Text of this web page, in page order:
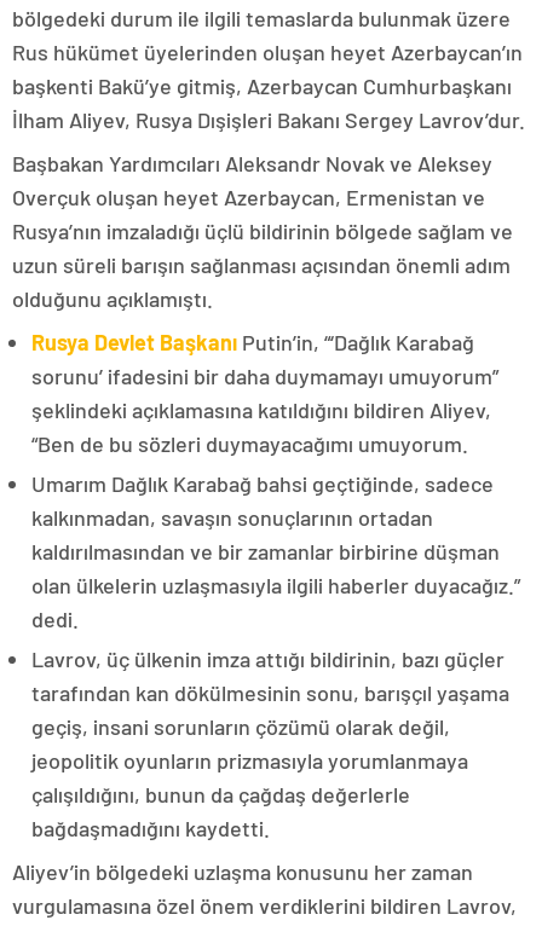
bölgedeki durum ile ilgili temaslarda bulunmak üzere
Rus hükümet üyelerinden oluşan heyet Azerbaycan’ın
başkenti Bakü’ye gitmiş, Azerbaycan Cumhurbaşkanı
İlham Aliyev, Rusya Dışişleri Bakanı Sergey Lavrov’dur.
Başbakan Yardımcıları Aleksandr Novak ve Aleksey
Overçuk oluşan heyet Azerbaycan, Ermenistan ve
Rusya’nın imzaladığı üçlü bildirinin bölgede sağlam ve
uzun süreli barışın sağlanması açısından önemli adım
olduğunu açıklamıştı.
Rusya Devlet Başkanı Putin’in, “‘Dağlık Karabağ
sorunu’ ifadesini bir daha duymamayı umuyorum”
şeklindeki açıklamasına katıldığını bildiren Aliyev,
“Ben de bu sözleri duymayacağımı umuyorum.
Umarım Dağlık Karabağ bahsi geçtiğinde, sadece
kalkınmadan, savaşın sonuçlarının ortadan
kaldırılmasından ve bir zamanlar birbirine düşman
olan ülkelerin uzlaşmasıyla ilgili haberler duyacağız.”
dedi.
Lavrov, üç ülkenin imza attığı bildirinin, bazı güçler
tarafından kan dökülmesinin sonu, barışçıl yaşama
geçiş, insani sorunların çözümü olarak değil,
jeopolitik oyunların prizmasıyla yorumlanmaya
çalışıldığını, bunun da çağdaş değerlerle
bağdaşmadığını kaydetti.
Aliyev’in bölgedeki uzlaşma konusunu her zaman
vurgulamasına özel önem verdiklerini bildiren Lavrov,